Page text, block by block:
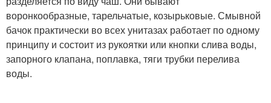
воронкообразные, тарельчатые, козырьковые. Смывной
бачок практически во всех унитазах работает по одному
принципу и состоит из рукоятки или кнопки слива воды,
запорного клапана, поплавка, тяги трубки перелива
воды.